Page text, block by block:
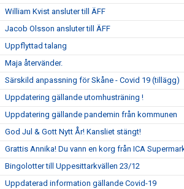
William Kvist ansluter till ÄFF
Jacob Olsson ansluter till ÄFF
Uppflyttad talang
Maja återvänder.
Särskild anpassning för Skåne - Covid 19 (tillägg)
Uppdatering gällande utomhusträning !
Uppdatering gällande pandemin från kommunen
God Jul & Gott Nytt År! Kansliet stängt!
Grattis Annika! Du vann en korg från ICA
Bingolotter till Uppesittarkvällen 23/12
Uppdaterad information gällande Covid-19